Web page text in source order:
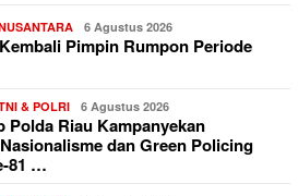
6 Agustus 2026
Pimpin Rumpon Periode
& POLRI 6 Agustus 2026
Polda Riau Kampanyekan
dan Green Policing
81 …